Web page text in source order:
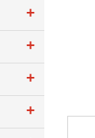
+
+
+
+